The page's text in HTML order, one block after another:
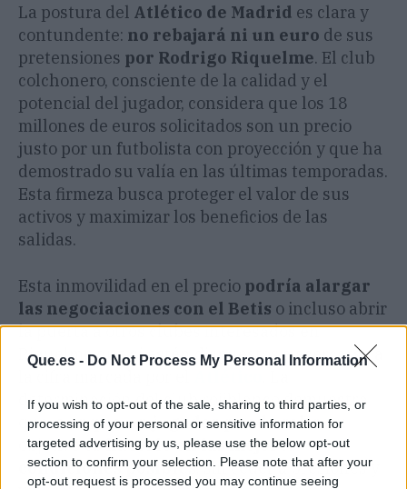
Que.es - Do Not Process My Personal Information
If you wish to opt-out of the sale, sharing to third parties, or
processing of your personal or sensitive information for
targeted advertising by us, please use the below opt-out
section to confirm your selection. Please note that after your
opt-out request is processed you may continue seeing
La postura del Atlético de Madrid es clara y
contundente: no rebajará ni un euro de sus
pretensiones por Rodrigo Riquelme. El club
colchonero, consciente de la calidad y el
potencial del jugador, considera que los 18
millones de euros solicitados son un precio
justo por un futbolista con proyección y que ha
demostrado su valía en las últimas temporadas.
Esta firmeza busca proteger el valor de sus
activos y maximizar los beneficios de las
salidas.
Esta inmovilidad en el precio podría alargar
las negociaciones con el Betis o incluso abrir
la puerta a otros clubes interesados en
Riquelme que sí estén dispuestos a acercarse a
determinación del club rojiblanco demuestra
que,aunque un jugador pueda salir, su
objetivoes hacerlo en las mejores
condiciones posibles, sin ceder a presiones y